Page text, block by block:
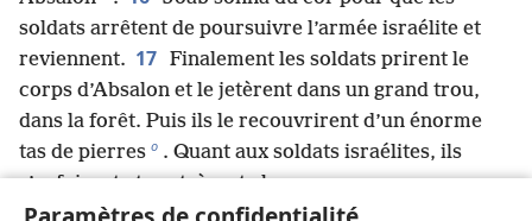
soldats arrêtent de poursuivre l’armée israélite et
reviennent. 17 Finalement les soldats prirent le
corps d’Absalon et le jetèrent dans un grand trou,
dans la forêt. Puis ils le recouvrirent d’un énorme
tas de pierres o . Quant aux soldats israélites, ils
s’enfuirent et rentrèrent chez eux.
18 Or, de son vivant, Absalon avait fait dresser